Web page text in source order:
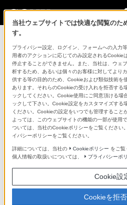
ソニーストアのご利
ご利用ガイドでは、ソニースト
スに関しまとめてご案内してお
ご利用の前に
ソニーストア 店舗のご案内
ソニーショップ（ソニーストア取次
ソニーストアの特典・サービス
（長期保証、下取サービス、設置・
当社ウェブサイトでは快適な閲覧のた
す。
プライバシー設定、ログイン、フォームへの入力
用者のアクションに応じてのみ設定されるCookie
停止することができません。また、当社は、ウェ
析するため、あるいは個々のお客様に対してより
供する等の目的のため、Cookieおよび類似技術を
あります。それらのCookieの受け入れを拒否する
ックしてください。Cookie使用にご同意頂ける場
ックして下さい。Cookie設定をカスタマイズする
ください。Cookieの設定をいつでも管理すること
よっては、このウェブサイトの機能の一部が使用
ついては、当社のCookieポリシーをご覧ください
イバシーポリシーをご覧ください。
詳細については、当社の Cookieポリシー をご覧
個人情報の取扱いについては、
プライバシーポ
Cookie設
Cookieを拒